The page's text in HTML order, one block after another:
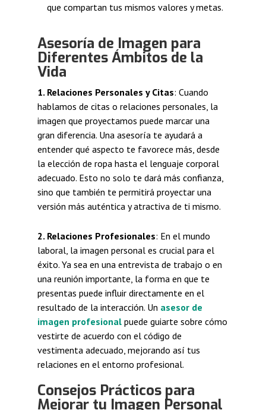
que compartan tus mismos valores y metas.
Asesoría de Imagen para
Diferentes Ámbitos de la
Vida
1. Relaciones Personales y Citas: Cuando
hablamos de citas o relaciones personales, la
imagen que proyectamos puede marcar una
gran diferencia. Una asesoría te ayudará a
entender qué aspecto te favorece más, desde
la elección de ropa hasta el lenguaje corporal
adecuado. Esto no solo te dará más confianza,
sino que también te permitirá proyectar una
versión más auténtica y atractiva de ti mismo.
2. Relaciones Profesionales: En el mundo
laboral, la imagen personal es crucial para el
éxito. Ya sea en una entrevista de trabajo o en
una reunión importante, la forma en que te
presentas puede influir directamente en el
resultado de la interacción. Un asesor de
imagen profesionalpuede guiarte sobre cómo
vestirte de acuerdo con el código de
vestimenta adecuado, mejorando así tus
relaciones en el entorno profesional.
Consejos Prácticos para
Mejorar tu Imagen Personal